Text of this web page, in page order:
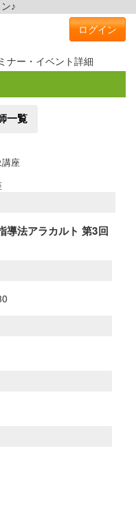
♪
ログイン
ナー・イベント詳細
一覧
座
導法アラカルト 第3回